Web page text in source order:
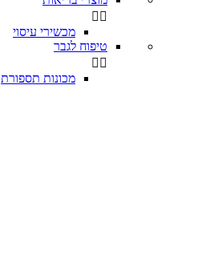
 
מכשירי עיסוי
טיפוח לגבר
 
מכונות תספורת